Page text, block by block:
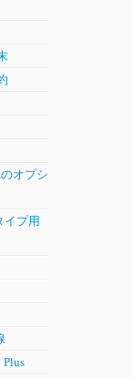
オプシ
イプ用